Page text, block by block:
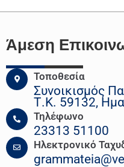
Άμεση
Τοποθεσία
Συνοικισμός
Τ.Κ. 59132,
Τηλέφωνο
23313 51100
Ηλεκτρονικό